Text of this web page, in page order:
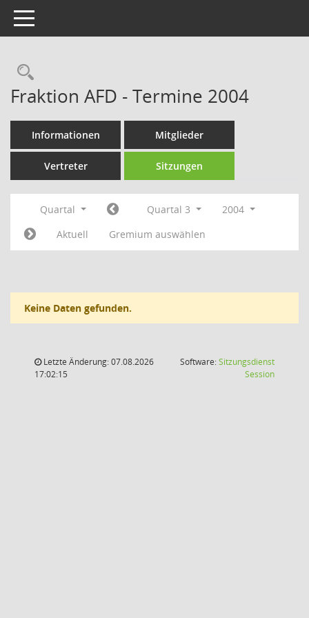
Toggle navigation
Rechercheauswahl
Fraktion AFD - Termine 2004
Informationen Mitglieder
Vertreter Sitzungen
Quartal Quartal 3
2004
Aktuell
Gremium auswählen
Keine Daten gefunden.
Letzte Änderung: 07.08.2026
17:02:15
Software:Sitzungsdienst
Session(Wird in